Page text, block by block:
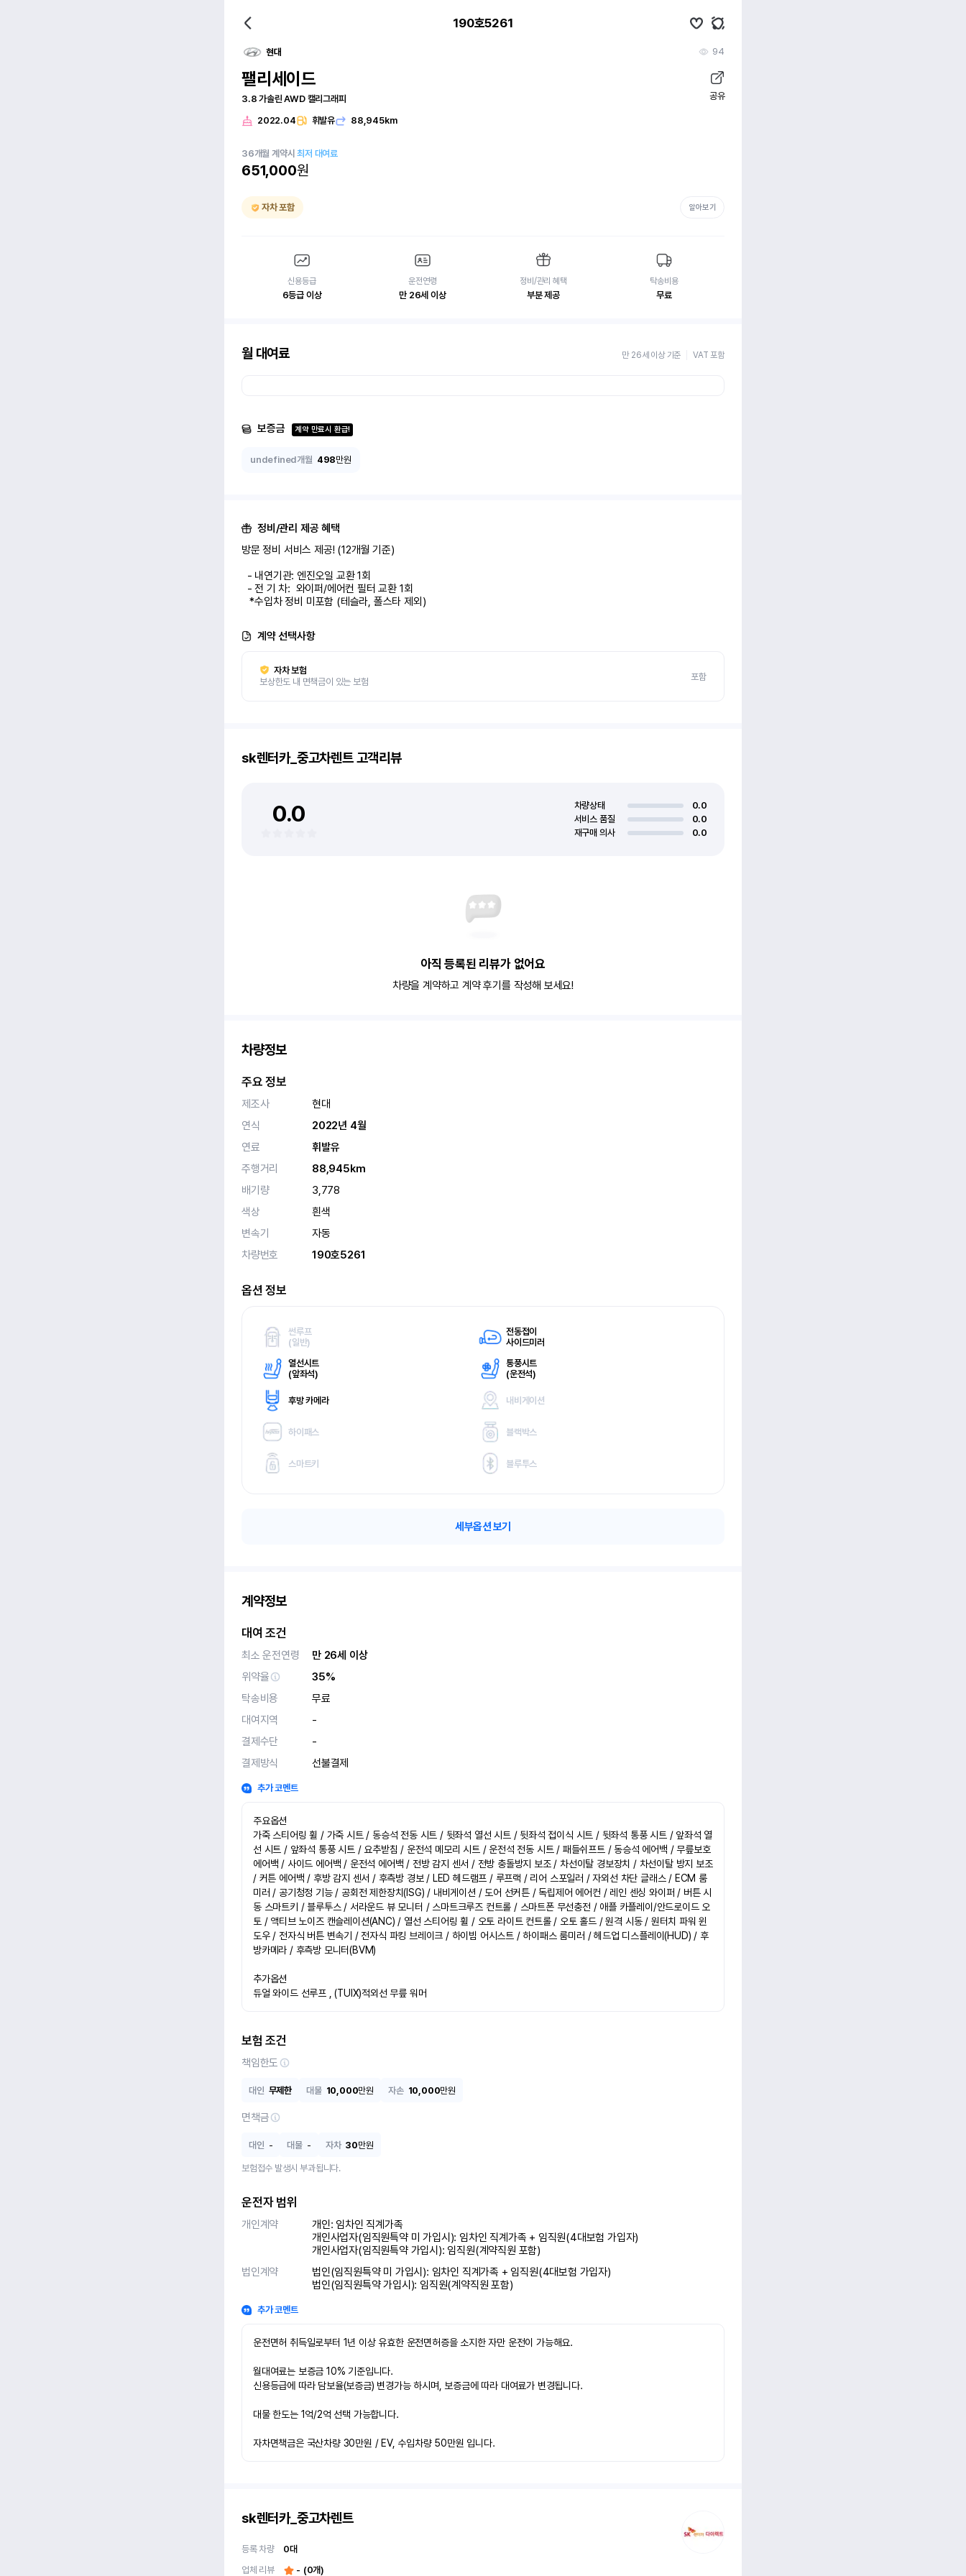
190호5261
현대 94
팰리세이드
3.8 가솔린 AWD 캘리그래피 공유
2022.04 휘발유 88,945km
36개월 계약시최저 대여료
651,000원
자차 포함 알아보기
신용등급
6등급 이상
운전연령
만 26세 이상
정비/관리 혜택
부분 제공
탁송비용
무료
월 대여료 만 26세 이상 기준 VAT 포함
보증금 계약 만료시 환급!
undefined개월 498만원
정비/관리 제공 혜택
방문 정비 서비스 제공! (12개월 기준)
   *수입차 정비 미포함 (테슬라, 폴스타 제외)
계약 선택사항
자차 보험
보상한도 내 면책금이 있는 보험
포함
sk렌터카_중고차렌트고객리뷰
0.0 차량상태
0.0
서비스 품질
0.0
재구매 의사
0.0
아직 등록된 리뷰가 없어요
차량을 계약하고 계약 후기를 작성해 보세요!
차량정보
주요 정보
제조사
현대
연식
2022년 4월
연료
휘발유
주행거리
88,945km
배기량
3,778
색상
흰색
변속기
자동
차량번호
190호5261
옵션 정보
썬루프
(일반)
전동접이
사이드미러
열선시트
(앞좌석)
통풍시트
(운전석)
후방 카메라 내비게이션
하이패스 블랙박스
스마트키 블루투스
세부옵션 보기
계약정보
대여 조건
최소 운전연령
만 26세 이상
위약율
35%
탁송비용
무료
대여지역
-
결제수단
-
결제방식
선불결제
추가 코멘트
주요옵션
가죽 스티어링 휠 / 가죽 시트 / 동승석 전동 시트 / 뒷좌석 열선 시트 / 뒷좌석 접이식 시트 / 뒷좌석 통풍 시트 / 앞좌석 열
선 시트 / 앞좌석 통풍 시트 / 요추받침 / 운전석 메모리 시트 / 운전석 전동 시트 / 패들쉬프트 / 동승석 에어백 / 무릎보호
에어백 / 사이드 에어백 / 운전석 에어백 / 전방 감지 센서 / 전방 충돌방지 보조 / 차선이탈 경보장치 / 차선이탈 방지 보조
/ 커튼 에어백 / 후방 감지 센서 / 후측방 경보 / LED 헤드램프 / 루프랙 / 리어 스포일러 / 자외선 차단 글래스 / ECM 룸
미러 / 공기청정 기능 / 공회전 제한장치(ISG) / 내비게이션 / 도어 선커튼 / 독립제어 에어컨 / 레인 센싱 와이퍼 / 버튼 시
동 스마트키 / 블루투스 / 서라운드 뷰 모니터 / 스마트크루즈 컨트롤 / 스마트폰 무선충전 / 애플 카플레이/안드로이드 오
토 / 액티브 노이즈 캔슬레이션(ANC) / 열선 스티어링 휠 / 오토 라이트 컨트롤 / 오토 홀드 / 원격 시동 / 원터치 파워 윈
도우 / 전자식 버튼 변속기 / 전자식 파킹 브레이크 / 하이빔 어시스트 / 하이패스 룸미러 / 헤드업 디스플레이(HUD) / 후
방카메라 / 후측방 모니터(BVM)
추가옵션
듀얼 와이드 선루프 , (TUIX)적외선 무릎 워머
보험 조건
책임한도
대인 무제한 대물 10,000만원 자손 10,000만원
면책금
대인 - 대물 - 자차 30만원
보험접수 발생시 부과됩니다.
운전자 범위
개인계약
개인: 임차인 직계가족
개인사업자(임직원특약 미 가입시): 임차인 직계가족 + 임직원(4대보험 가입자)
개인사업자(임직원특약 가입시): 임직원(계약직원 포함)
법인계약
법인(임직원특약 미 가입시): 임차인 직계가족 + 임직원(4대보험 가입자)
법인(임직원특약 가입시): 임직원(계약직원 포함)
추가 코멘트
운전면허 취득일로부터 1년 이상 유효한 운전면허증을 소지한 자만 운전이 가능해요.
월대여료는 보증금 10% 기준입니다.
신용등급에 따라 담보율(보증금) 변경가능 하시며, 보증금에 따라 대여료가 변경됩니다.
대물 한도는 1억/2억 선택 가능합니다.
자차면책금은 국산차량 30만원 / EV, 수입차량 50만원 입니다.
sk렌터카_중고차렌트
등록 차량 0대
업체 리뷰
- (0개)